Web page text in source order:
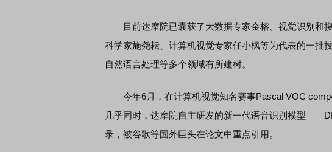
目前达摩院已囊获了大数据专家金榕、视觉识别和
科学家施尧耘、计算机视觉专家任小枫等为代表的一批
自然语言处理等多个领域有所建树。
今年6月，在计算机视觉知名赛事Pascal VOC
几乎同时，达摩院自主研发的新一代语音识别模型
录，被谷歌等国外巨头在论文中重点引用。